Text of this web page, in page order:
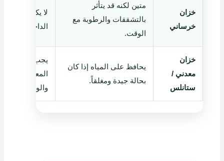
خزان
خرساني
متين لكنه قد يتأثر
بالتشققات والرطوبة مع
الوقت.
لا يكفي تنظيفه
الداخلي ضعيفاً
خزان
معدني /
ستانلس
يحافظ على المياه إذا كان
بحالة جيدة ومغلقاً.
يجب فحص
المعدني
والوصلات.